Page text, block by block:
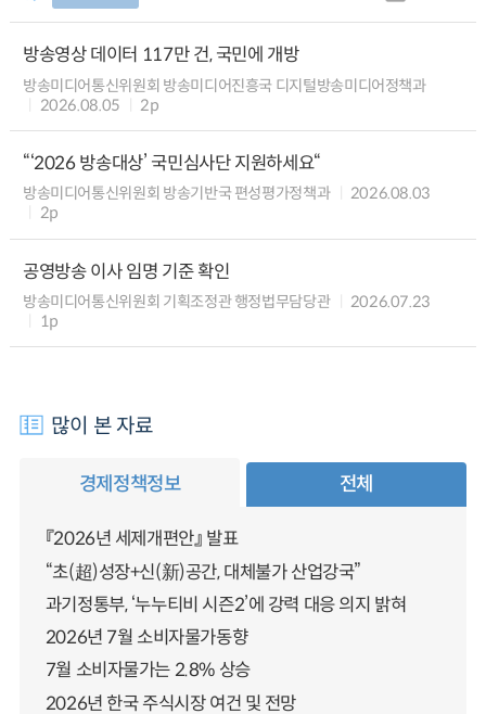
방송영상 데이터 117만 건, 국민에 개방
방송미디어통신위원회 방송미디어진흥국 디지털방송미디어정책과
2026.08.05
2p
“‘2026 방송대상’ 국민심사단 지원하세요“
방송미디어통신위원회 방송기반국 편성평가정책과
2026.08.03
2p
공영방송 이사 임명 기준 확인
방송미디어통신위원회 기획조정관 행정법무담당관
2026.07.23
1p
많이 본 자료
경제정책정보 전체
『2026년 세제개편안』 발표
“초(超)성장+신(新)공간, 대체불가 산업강국”
과기정통부, ‘누누티비 시즌2’에 강력 대응 의지 밝혀
2026년 7월 소비자물가동향
7월 소비자물가는 2.8% 상승
2026년 한국 주식시장 여건 및 전망